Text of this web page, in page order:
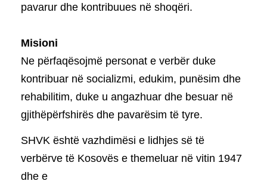
pavarur dhe kontribuues në shoqëri.
Misioni
Ne përfaqësojmë personat e verbër duke
kontribuar në socializmi, edukim, punësim dhe
rehabilitim, duke u angazhuar dhe besuar në
gjithëpërfshirës dhe pavarësim të tyre.
SHVK është vazhdimësi e lidhjes së të
verbërve të Kosovës e themeluar në vitin 1947
dhe e